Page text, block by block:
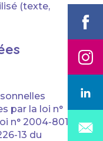
(texte,
par la loi n°
n° 2004-801
13 du